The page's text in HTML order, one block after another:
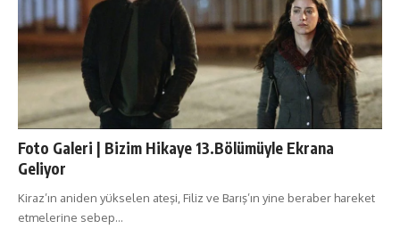
Foto Galeri | Bizim Hikaye 13.Bölümüyle Ekrana
Geliyor
Kiraz’ın aniden yükselen ateşi, Filiz ve Barış’ın yine beraber hareket
etmelerine sebep…